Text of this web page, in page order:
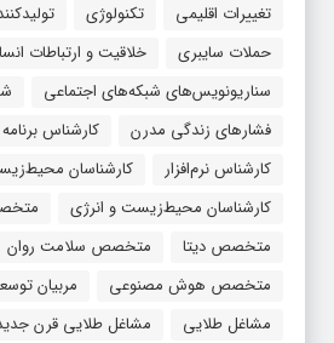
تغییرات اقلیمی
تکنولوژی
حملات سایبری
خلاقیت و ارتباطات
سناریونویس‌های شبکه‌های اجتماعی
فشارهای زندگی مدرن
کارشناس
کارشناس نرم‌افزار
کارشناسان
کارشناسان محیط‌زیست و انرژی
متخصص دیتا
متخصص سلامت روان
متخصص هوش مصنوعی
مربیان
مشاغل طلایی
مشاغل طلایی قرن